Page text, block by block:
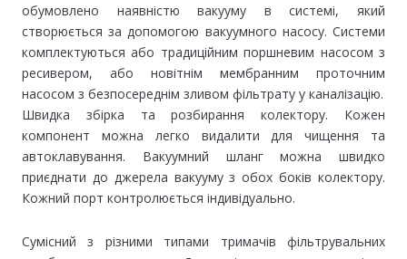
обумовлено наявністю вакууму в системі, який
створюється за допомогою вакуумного насосу. Системи
комплектуються або традиційним поршневим насосом з
ресивером, або новітнім мембранним проточним
насосом з безпосереднім зливом фільтрату у каналізацію.
Швидка збірка та розбирання колектору. Кожен
компонент можна легко видалити для чищення та
автоклавування. Вакуумний шланг можна швидко
приєднати до джерела вакууму з обох боків колектору.
Кожний порт контролюється індивідуально.
Сумісний з різними типами тримачів фільтрувальних